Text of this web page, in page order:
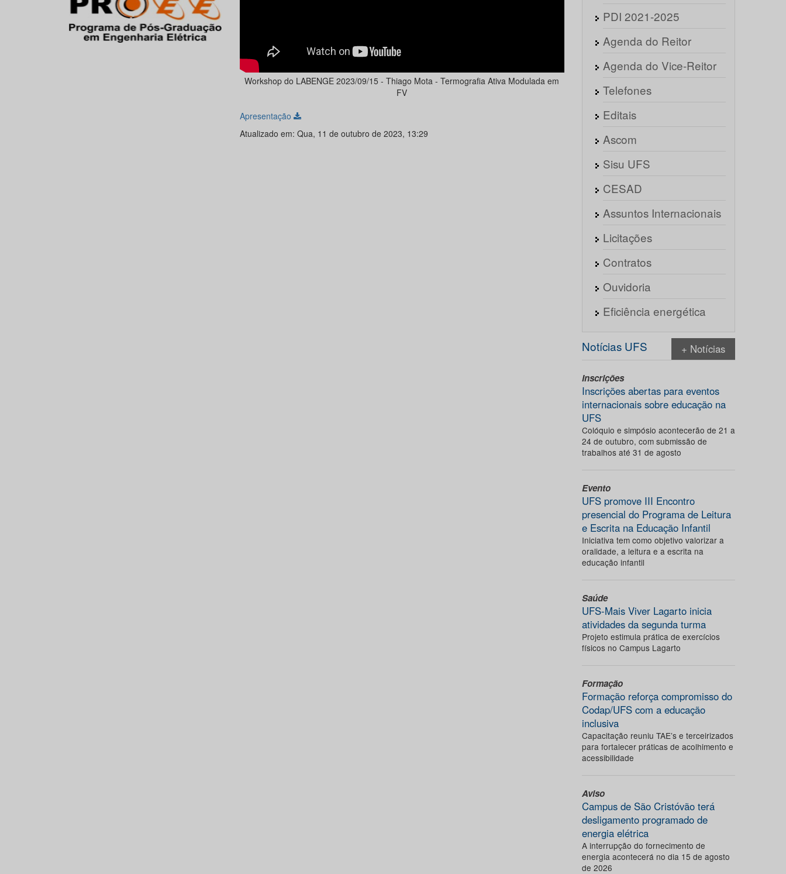
Workshop do LABENGE 2023/09/15 - Thiago Mota - Termografia Ativa Modulada em
FV
Apresentação
Atualizado em: Qua, 11 de outubro de 2023, 13:29
PDI 2021-2025
Agenda do Reitor
Agenda do Vice-Reitor
Telefones
Editais
Ascom
Sisu UFS
CESAD
Assuntos Internacionais
Licitações
Contratos
Ouvidoria
Eficiência energética
Notícias UFS + Notícias
Inscrições
Inscrições abertas para eventos
internacionais sobre educação na
UFS
Colóquio e simpósio acontecerão de 21 a
24 de outubro, com submissão de
trabalhos até 31 de agosto
Evento
UFS promove III Encontro
presencial do Programa de Leitura
e Escrita na Educação Infantil
Iniciativa tem como objetivo valorizar a
oralidade, a leitura e a escrita na
educação infantil
Saúde
UFS-Mais Viver Lagarto inicia
atividades da segunda turma
Projeto estimula prática de exercícios
físicos no Campus Lagarto
Formação
Formação reforça compromisso do
Codap/UFS com a educação
inclusiva
Capacitação reuniu TAE’s e terceirizados
para fortalecer práticas de acolhimento e
acessibilidade
Aviso
Campus de São Cristóvão terá
desligamento programado de
energia elétrica
A interrupção do fornecimento de
energia acontecerá no dia 15 de agosto
de 2026